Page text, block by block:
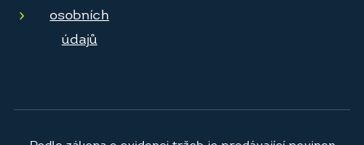
osobních
údajů